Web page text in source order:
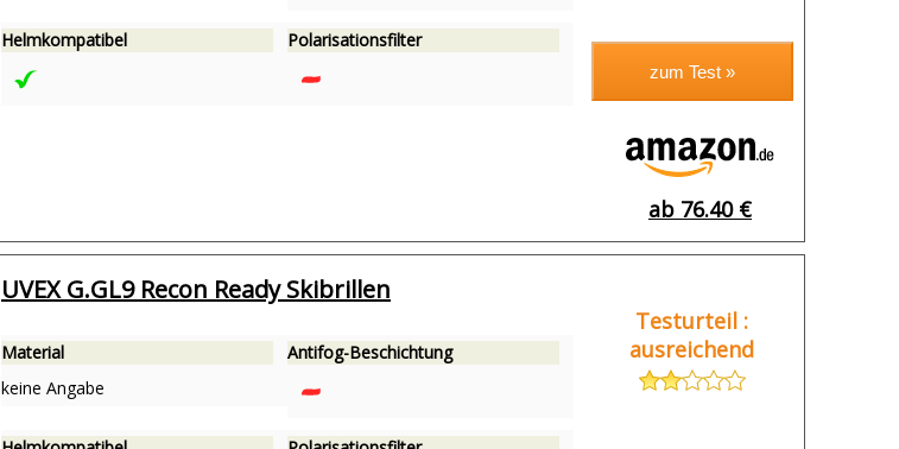
Helmkompatibel Polarisationsfilter
ab 76.40 €
UVEX G.GL9 Recon Ready Skibrillen
Material
keine Angabe
Antifog-Beschichtung
Testurteil :
ausreichend